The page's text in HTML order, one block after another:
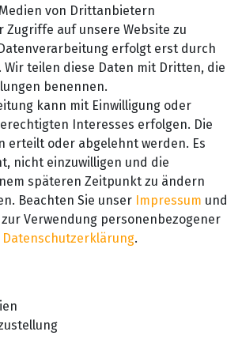
von Drittanbietern
Zugriffe auf unsere Website zu
erfolgt erst durch
Wir teilen diese Daten mit Dritten, die
benennen.
kann mit Einwilligung oder
Interesses erfolgen. Die
erteilt oder abgelehnt werden. Es
nicht einzuwilligen und die
späteren Zeitpunkt zu ändern
Beachten Sie unser Impressum und
Verwendung personenbezogener
Daten­schutz­erklärung.